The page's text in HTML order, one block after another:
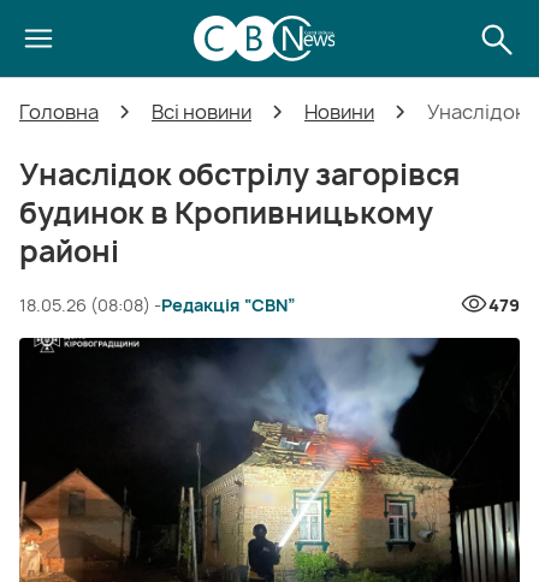
Головна Всі новини Новини Унаслідок
Унаслідок обстрілу загорівся
будинок в Кропивницькому
районі
18.05.26 (08:08) -Редакція “CBN” 479